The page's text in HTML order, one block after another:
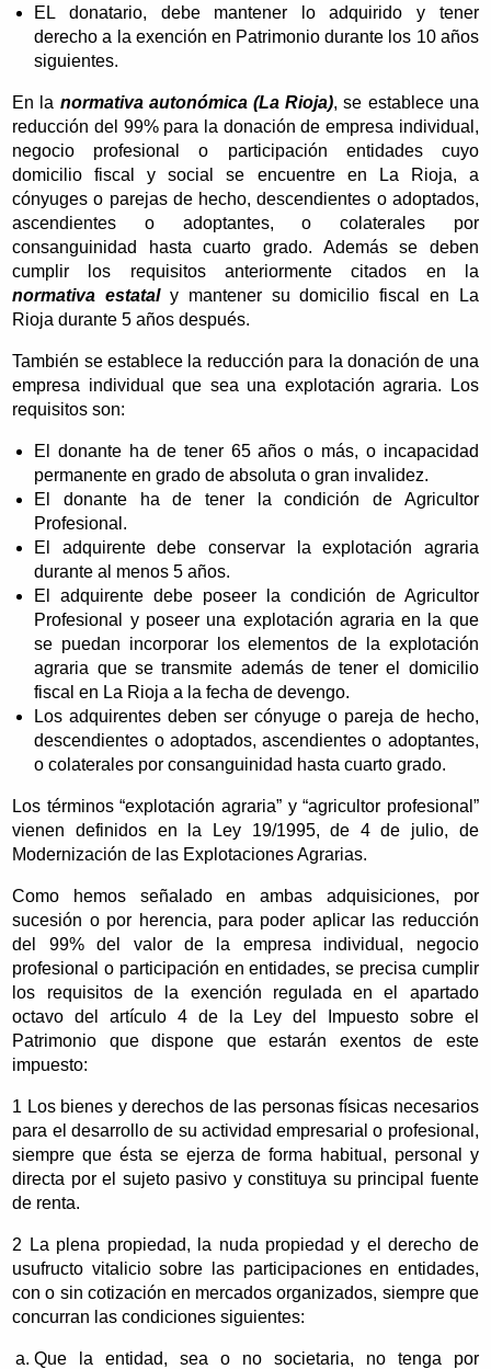
EL donatario, debe mantener lo adquirido y tener
derecho a la exención en Patrimonio durante los 10 años
siguientes.
En la normativa autonómica (La Rioja), se establece una
reducción del 99% para la donación de empresa individual,
negocio profesional o participación entidades cuyo
domicilio fiscal y social se encuentre en La Rioja, a
cónyuges o parejas de hecho, descendientes o adoptados,
ascendientes o adoptantes, o colaterales por
consanguinidad hasta cuarto grado. Además se deben
cumplir los requisitos anteriormente citados en la
normativa estataly mantener su domicilio fiscal en La
Rioja durante 5 años después.
También se establece la reducción para la donación de una
empresa individual que sea una explotación agraria. Los
requisitos son:
El donante ha de tener 65 años o más, o incapacidad
permanente en grado de absoluta o gran invalidez.
El donante ha de tener la condición de Agricultor
Profesional.
El adquirente debe conservar la explotación agraria
durante al menos 5 años.
El adquirente debe poseer la condición de Agricultor
Profesional y poseer una explotación agraria en la que
se puedan incorporar los elementos de la explotación
agraria que se transmite además de tener el domicilio
fiscal en La Rioja a la fecha de devengo.
Los adquirentes deben ser cónyuge o pareja de hecho,
descendientes o adoptados, ascendientes o adoptantes,
o colaterales por consanguinidad hasta cuarto grado.
Los términos “explotación agraria” y “agricultor profesional”
vienen definidos en la Ley 19/1995, de 4 de julio, de
Modernización de las Explotaciones Agrarias.
Como hemos señalado en ambas adquisiciones, por
sucesión o por herencia, para poder aplicar las reducción
del 99% del valor de la empresa individual, negocio
profesional o participación en entidades, se precisa cumplir
los requisitos de la exención regulada en el apartado
octavo del artículo 4 de la Ley del Impuesto sobre el
Patrimonio que dispone que estarán exentos de este
impuesto:
1 Los bienes y derechos de las personas físicas necesarios
para el desarrollo de su actividad empresarial o profesional,
siempre que ésta se ejerza de forma habitual, personal y
directa por el sujeto pasivo y constituya su principal fuente
de renta.
2 La plena propiedad, la nuda propiedad y el derecho de
usufructo vitalicio sobre las participaciones en entidades,
con o sin cotización en mercados organizados, siempre que
concurran las condiciones siguientes:
Que la entidad, sea o no societaria, no tenga por